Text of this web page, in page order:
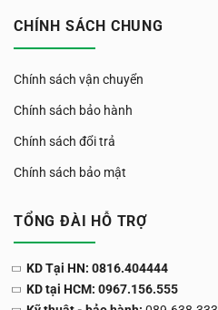
CHÍNH SÁCH CHUNG
Chính sách vận chuyển
Chính sách bảo hành
Chính sách đổi trả
Chính sách bảo mật
TỔNG ĐÀI HỖ TRỢ
KD Tại HN: 0816.404444
KD tại HCM: 0967.156.555